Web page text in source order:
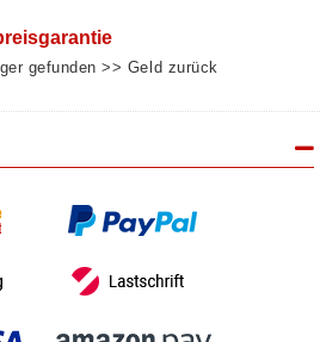
gefunden >> Geld zurück